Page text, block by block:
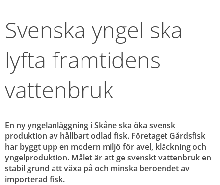
Svenska yngel ska
lyfta framtidens
vattenbruk
En ny yngelanläggning i Skåne ska öka svensk
produktion av hållbart odlad fisk. Företaget Gårdsfisk
har byggt upp en modern miljö för avel, kläckning och
yngelproduktion. Målet är att ge svenskt vattenbruk en
stabil grund att växa på och minska beroendet av
importerad fisk.